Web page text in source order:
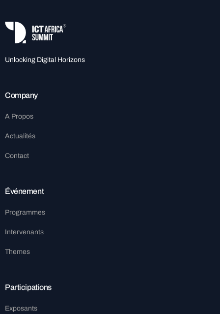
Unlocking Digital Horizons
Company
A Propos
Actualités
Contact
Événement
Programmes
Intervenants
Themes
Participations
Exposants